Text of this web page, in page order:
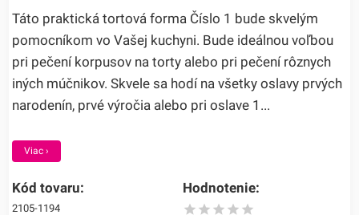
Táto praktická tortová forma Číslo 1 bude skvelým
pomocníkom vo Vašej kuchyni. Bude ideálnou voľbou
pri pečení korpusov na torty alebo pri pečení rôznych
iných múčnikov. Skvele sa hodí na všetky oslavy prvých
narodenín, prvé výročia alebo pri oslave 1...
Viac ›
Kód tovaru:
2105-1194
Hodnotenie: